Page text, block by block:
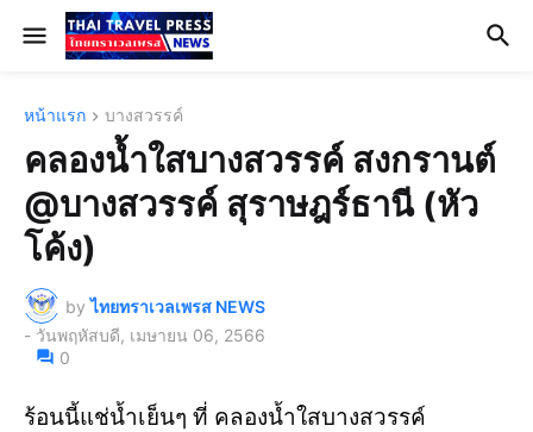
หน้าแรก บางสวรรค์
คลองน้ำใสบางสวรรค์ สงกรานต์
@บางสวรรค์ สุราษฎร์ธานี (หัว
โค้ง)
by ไทยทราเวลเพรส NEWS
- วันพฤหัสบดี, เมษายน 06, 2566
0